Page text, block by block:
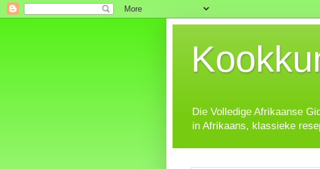
Die Volledige Afrikaanse
in Afrikaans, klassieke